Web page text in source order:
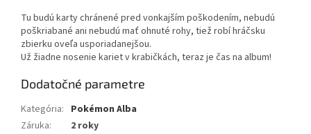
Tu budú karty chránené pred vonkajším poškodením, nebudú
poškriabané ani nebudú mať ohnuté rohy, tiež robí hráčsku
zbierku oveľa usporiadanejšou.
Už žiadne nosenie kariet v krabičkách, teraz je čas na album!
Dodatočné parametre
Kategória: Pokémon Alba
Záruka:
2 roky